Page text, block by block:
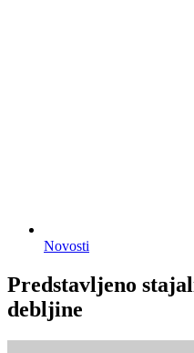
Novosti
Predstavljeno
debljine